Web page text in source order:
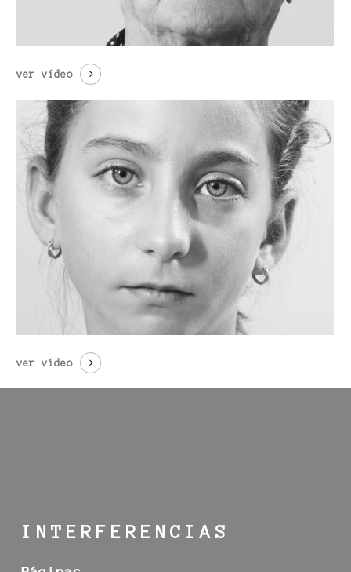
ver vídeo
ver vídeo
INTERFERENCIAS